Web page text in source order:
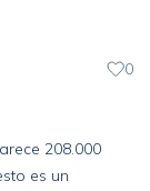
0
208.000
es un